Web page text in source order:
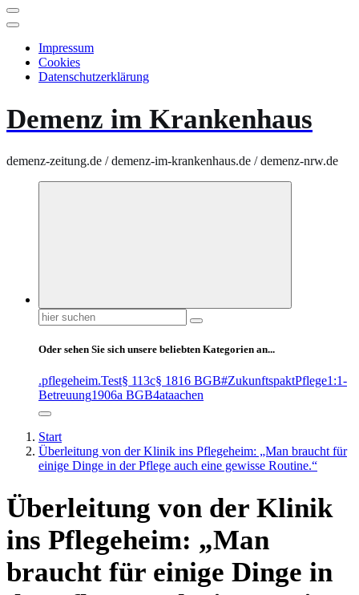
Impressum
Cookies
Datenschutzerklärung
Demenz im Krankenhaus
demenz-zeitung.de / demenz-im-krankenhaus.de / demenz-nrw.de
Suchen
nach:
Oder sehen Sie sich unsere beliebten Kategorien an...
.pflegeheim.Test§ 113c§ 1816 BGB#ZukunftspaktPflege1:1-
Betreuung1906a BGB4ataachen
Start
Überleitung von der Klinik ins Pflegeheim: „Man braucht für
einige Dinge in der Pflege auch eine gewisse Routine.“
Überleitung von der Klinik
ins Pflegeheim: „Man
braucht für einige Dinge in